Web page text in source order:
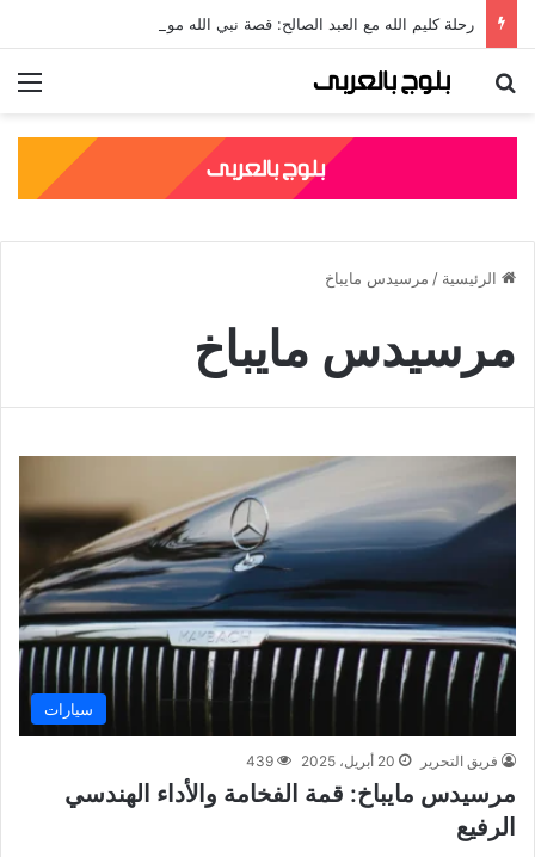
بحث عن
الرئيسية / مرسيدس مايباخ
مرسيدس مايباخ
سيارات
فريق التحرير 20 أبريل، 2025 439
مرسيدس مايباخ: قمة الفخامة والأداء الهندسي
الرفيع